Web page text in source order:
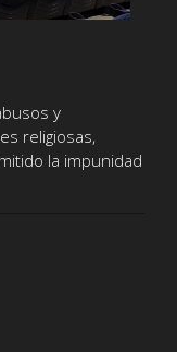
y
religiosas,
la impunidad